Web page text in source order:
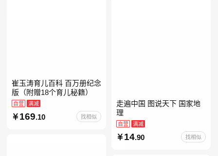
崔玉涛育儿百科 百万册纪念
版（附赠18个育儿秘籍）
自营 满减
169.10 找相似
走遍中国 图说天下 国家地
理
自营 满减
14.90 找相似